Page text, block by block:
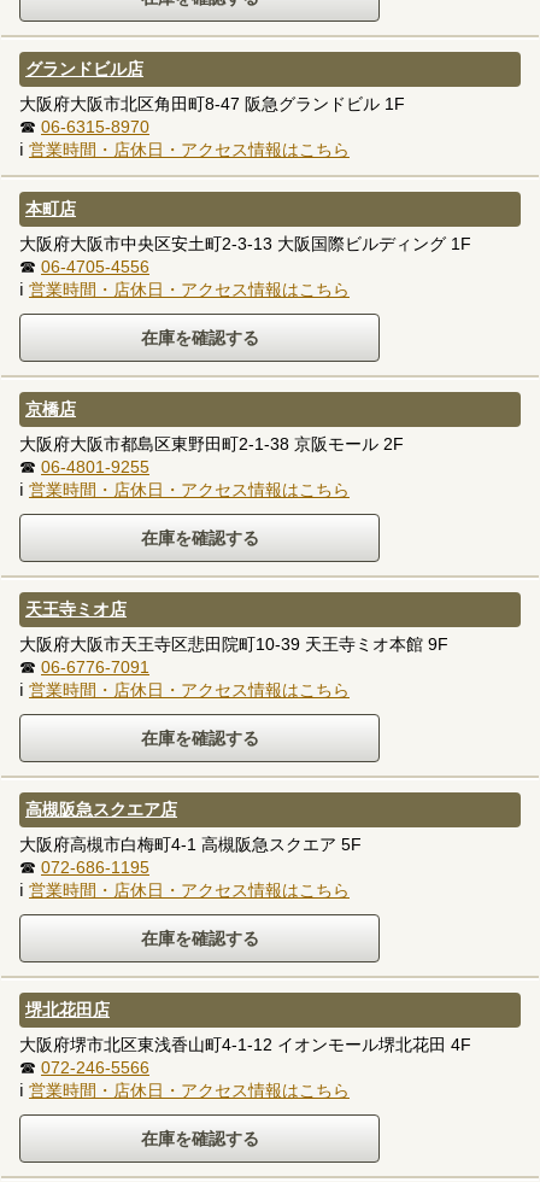
グランドビル店
大阪府大阪市北区角田町8-47 阪急グランドビル 1F
☎ 06-6315-8970
ℹ 営業時間・店休日・アクセス情報はこちら
本町店
大阪府大阪市中央区安土町2-3-13 大阪国際ビルディング 1F
☎ 06-4705-4556
ℹ 営業時間・店休日・アクセス情報はこちら
京橋店
大阪府大阪市都島区東野田町2-1-38 京阪モール 2F
☎ 06-4801-9255
ℹ 営業時間・店休日・アクセス情報はこちら
天王寺ミオ店
大阪府大阪市天王寺区悲田院町10-39 天王寺ミオ本館 9F
☎ 06-6776-7091
ℹ 営業時間・店休日・アクセス情報はこちら
高槻阪急スクエア店
大阪府高槻市白梅町4-1 高槻阪急スクエア 5F
☎ 072-686-1195
ℹ 営業時間・店休日・アクセス情報はこちら
堺北花田店
大阪府堺市北区東浅香山町4-1-12 イオンモール堺北花田 4F
☎ 072-246-5566
ℹ 営業時間・店休日・アクセス情報はこちら